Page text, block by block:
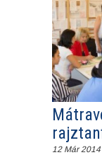
12 Már 2014